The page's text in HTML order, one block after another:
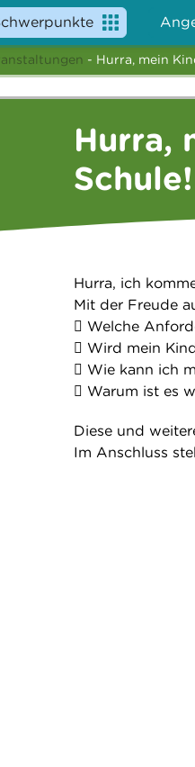
- Hurra, mein
Hurra,
Schule!
Hurra, ich
Mit der Freude
 Welche
 Wird mein
 Wie kann ich
 Warum ist es
Diese und
Im Anschluss